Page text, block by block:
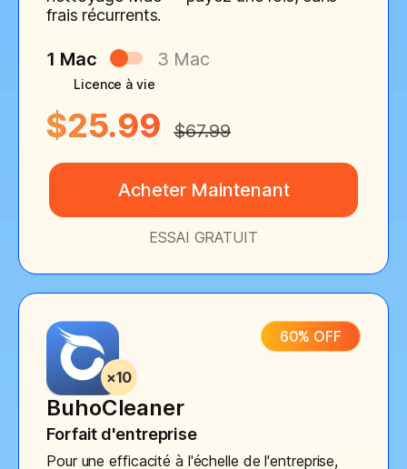
frais récurrents.
1 Mac 3 Mac
Licence à vie
$25.99 $67.99
Acheter Maintenant
ESSAI GRATUIT
60% OFF
BuhoCleaner
Forfait d'entreprise
Pour une efficacité à l'échelle de l'entreprise,